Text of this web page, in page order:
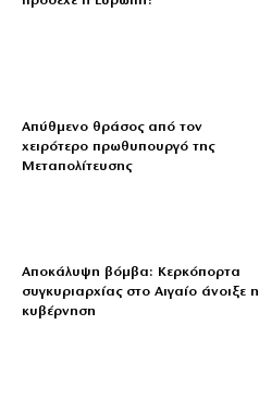
Απύθμενο θράσος από τον
χειρότερο πρωθυπουργό της
Μεταπολίτευσης
Αποκάλυψη βόμβα: Κερκόπορτα
συγκυριαρχίας στο Αιγαίο άνοιξε η
κυβέρνηση